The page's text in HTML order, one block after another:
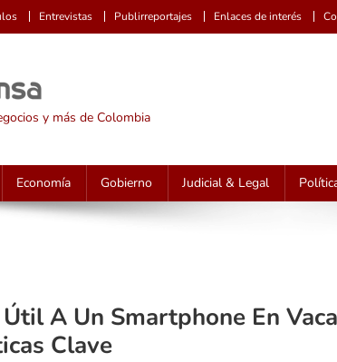
Entrevistas Publirreportajes Enlaces de interés
y más de Colombia
Economía Gobierno Judicial & Legal
A Un Smartphone En
Clave